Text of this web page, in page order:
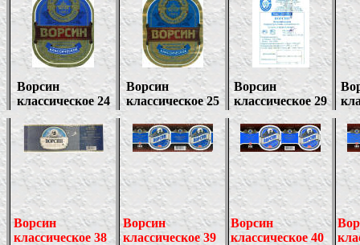
Ворсин
классическое 24
Ворсин
классическое 25
Ворсин
классическое29
Ворсин
классическое 38
Ворсин
классическое 39
Ворсин
классическое 40